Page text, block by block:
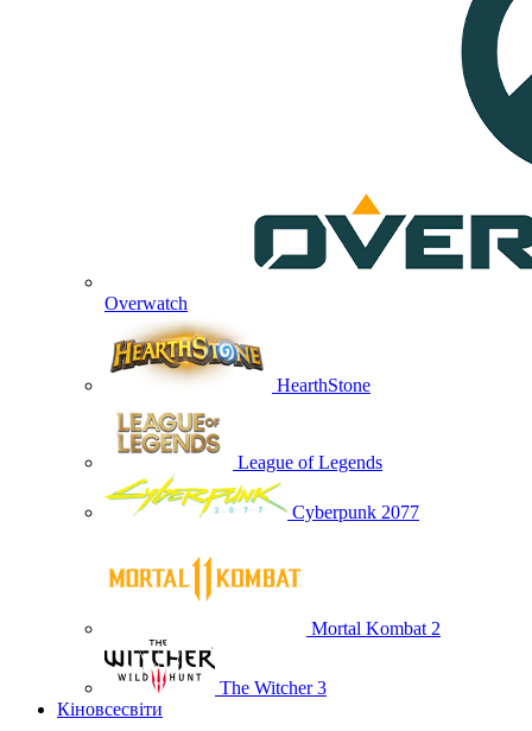
Overwatch
HearthStone
League of Legends
Cyberpunk 2077
Mortal Kombat 2
The Witcher 3
Кіновсесвіти